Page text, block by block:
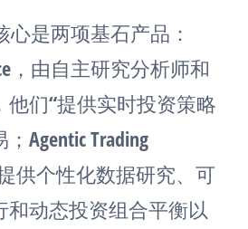
心是两项基石产品：
，由自主研究分析师和
们“提供实时投资策略
Agentic Trading
供个性化数据研究、可
和动态投资组合平衡以